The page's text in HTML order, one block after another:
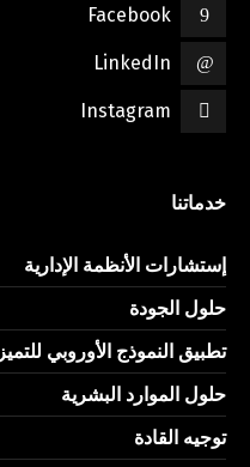
Facebook
LinkedIn
Instagram
خدماتنا
إستشارات الأنظمة الإدارية
حلول الجودة
تطبيق النموذج الأوروبي للتميز
حلول الموارد البشرية
توجيه القادة